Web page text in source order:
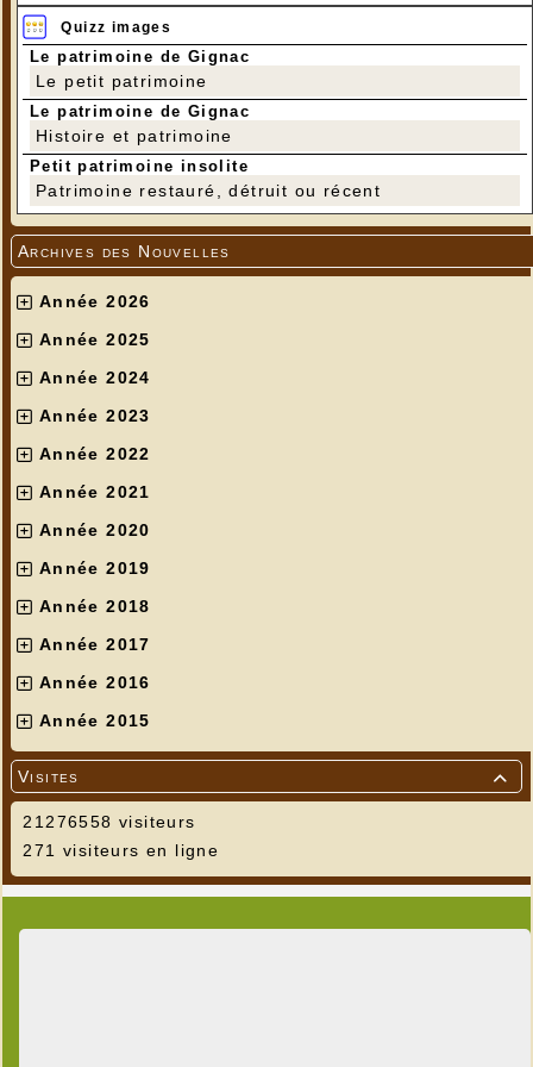
Quizz images
Le patrimoine de Gignac
Le petit patrimoine
Le patrimoine de Gignac
Histoire et patrimoine
Petit patrimoine insolite
Patrimoine restauré, détruit ou récent
Archives des Nouvelles
Année 2026
Année 2025
Année 2024
Année 2023
Année 2022
Année 2021
Année 2020
Année 2019
Année 2018
Année 2017
Année 2016
Année 2015

Visites
21276558 visiteurs
271 visiteurs en ligne